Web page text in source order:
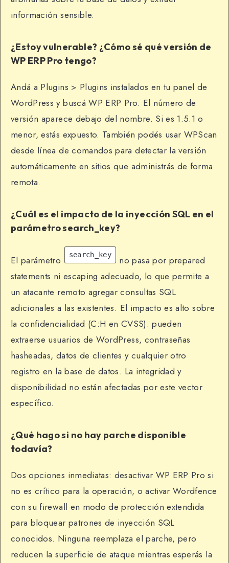
información sensible.
¿Estoy vulnerable? ¿Cómo sé qué versión de
WP ERP Pro tengo?
Andá a Plugins > Plugins instalados en tu panel de
WordPress y buscá WP ERP Pro. El número de
versión aparece debajo del nombre. Si es 1.5.1 o
menor, estás expuesto. También podés usar WPScan
desde línea de comandos para detectar la versión
automáticamente en sitios que administrás de forma
remota.
¿Cuál es el impacto de la inyección SQL en el
parámetro search_key?
El parámetro search_key
no pasa por prepared
statements ni escaping adecuado, lo que permite a
un atacante remoto agregar consultas SQL
adicionales a las existentes. El impacto es alto sobre
la confidencialidad (C:H en CVSS): pueden
extraerse usuarios de WordPress, contraseñas
hasheadas, datos de clientes y cualquier otro
registro en la base de datos. La integridad y
disponibilidad no están afectadas por este vector
específico.
¿Qué hago si no hay parche disponible
todavía?
Dos opciones inmediatas: desactivar WP ERP Pro si
no es crítico para la operación, o activar Wordfence
con su firewall en modo de protección extendida
para bloquear patrones de inyección SQL
conocidos. Ninguna reemplaza el parche, pero
reducen la superficie de ataque mientras esperás la